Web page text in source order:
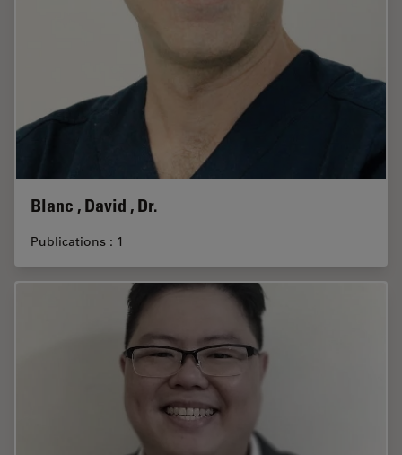
Blanc , David , Dr.
Publications : 1